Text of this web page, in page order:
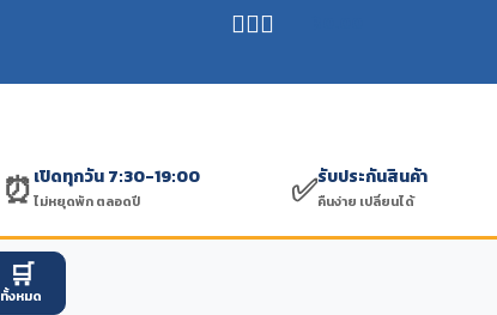
⏰เปิดทุกวัน 7:30-19:00
ไม่หยุดพัก ตลอดปี ✅รับประกันสินค้า
คืนง่าย เปลี่ยนได้
🛒
ทั้งหมด